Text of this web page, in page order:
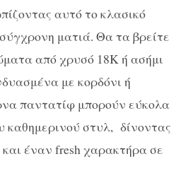
αυτό το κλασικό
ματιά. Θα τα βρείτε
από χρυσό 18K ή ασήμι
με κορδόνι ή
παντατίφ μπορούν εύκολα
καθημερινού στυλ, δίνοντας
έναν fresh χαρακτήρα σε